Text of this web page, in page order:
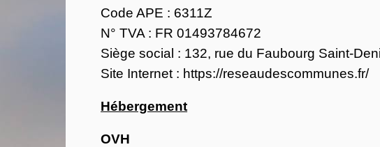
Code APE : 6311Z
N° TVA : FR 01493784672
Siège social : 132, rue du Faubourg Saint-
Site Internet : https://reseaudescommunes.fr/
Hébergement
OVH